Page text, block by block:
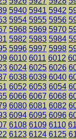
5940 5941 5942
5954 5955 5956
5968 5969 5970
5982 5983 5984
5996 5997 5998
6010 6011 6012
6024 6025 6026
6038 6039 6040
6052 6053 6054
6066 6067 6068
6080 6081 6082
6094 6095 6096
6108 6109 6110
6123 6124 6125